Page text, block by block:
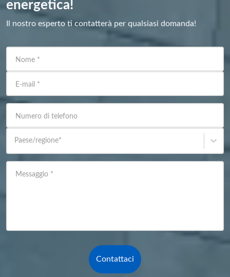
energetica!
Il nostro esperto ti contatterà per qualsiasi domanda!
Nome *
E-mail *
Numero di telefono
Paese/regione*
Messaggio *
Contattaci